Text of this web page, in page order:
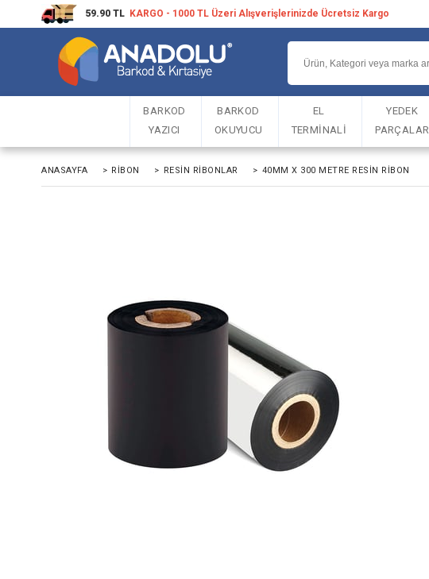
59.90 TL KARGO - 1000 TL Üzeri Alışverişlerinizde Ücretsiz Kargo
BARKOD
YAZICI
BARKOD
OKUYUCU
EL
TERMİNALİ
YEDEK
PARÇALAR
ANASAYFA > RIBON > RESIN RIBONLAR > 40MM X 300 METRE RESIN RIBON